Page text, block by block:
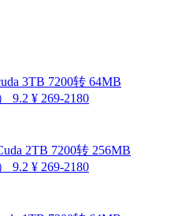
3TB 7200转 64MB
9.2 ¥ 269-2180
2TB 7200转 256MB
9.2 ¥ 269-2180